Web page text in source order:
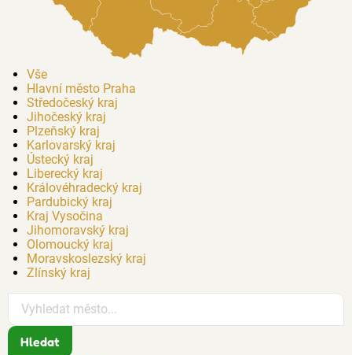
Vše
Hlavní město Praha
Středočeský kraj
Jihočeský kraj
Plzeňský kraj
Karlovarský kraj
Ústecký kraj
Liberecký kraj
Královéhradecký kraj
Pardubický kraj
Kraj Vysočina
Jihomoravský kraj
Olomoucký kraj
Moravskoslezský kraj
Zlínský kraj
Hledat